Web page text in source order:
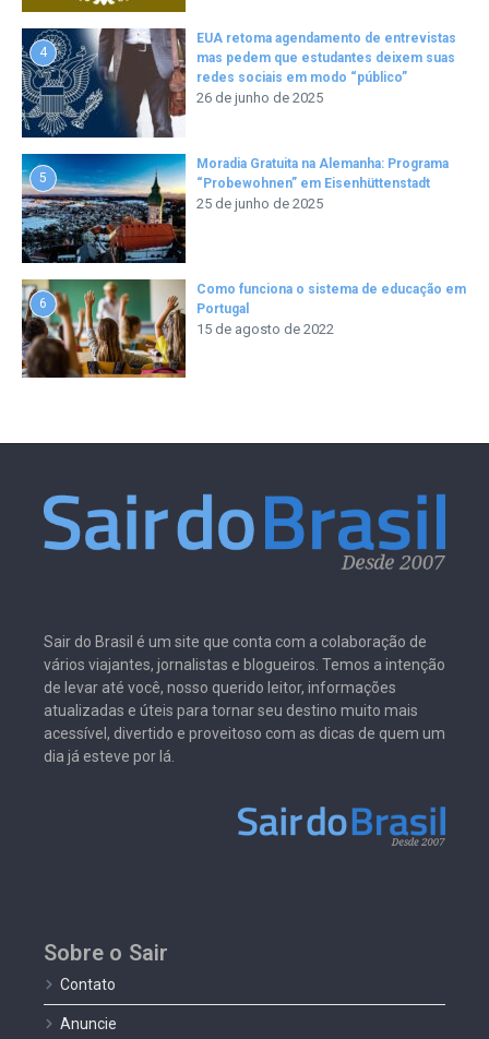
4
EUA retoma agendamento de entrevistas
mas pedem que estudantes deixem suas
redes sociais em modo “público”
26 de junho de 2025
5
Moradia Gratuita na Alemanha: Programa
“Probewohnen” em Eisenhüttenstadt
25 de junho de 2025
6
Como funciona o sistema de educação em
Portugal
15 de agosto de 2022
Sair do Brasil é um site que conta com a colaboração de
vários viajantes, jornalistas e blogueiros. Temos a intenção
de levar até você, nosso querido leitor, informações
atualizadas e úteis para tornar seu destino muito mais
acessível, divertido e proveitoso com as dicas de quem um
dia já esteve por lá.
Sobre o Sair
Contato
Anuncie